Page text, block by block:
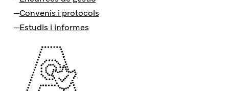
Convenis i protocols
Estudis i informes